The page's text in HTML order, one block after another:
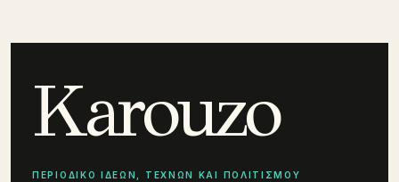
Karouzo
ΠΕΡΙΟΔΙΚΟ ΙΔΕΩΝ, ΤΕΧΝΩΝ ΚΑΙ ΠΟΛΙΤΙΣΜΟΥ